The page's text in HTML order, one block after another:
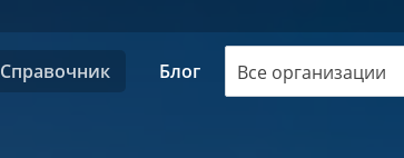
Справочник Блог Все организации